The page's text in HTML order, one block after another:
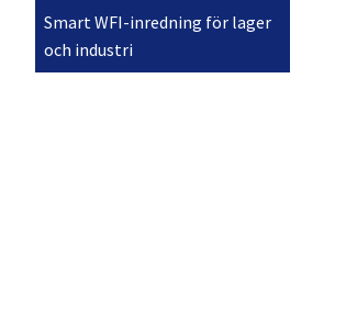
Smart WFI-inredning för lager
och industri